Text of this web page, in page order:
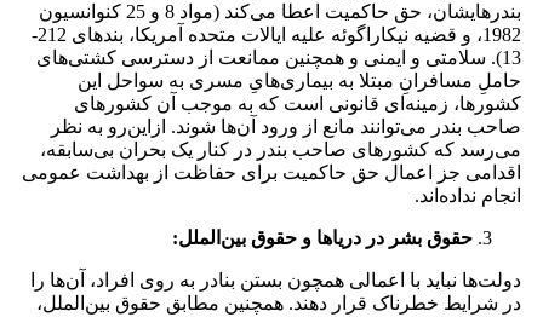
بندرهایشان، حق حاکمیت اعطا می‌کند (مواد 8 و 25 کنوانسیون
1982، و قضیه نیکاراگوئه علیه ایالات متحده آمریکا، بندهای 212-
13). سلامتی و ایمنی و همچنین ممانعت از دسترسی کشتی‌های
حاملِ مسافرانِ مبتلا به بیماری‌هایِ مسری به سواحل این
کشورها، زمینه‌ای قانونی است که به موجب آن کشورهای
صاحب بندر می‌توانند مانع از ورود آن‌ها شوند. ازاین‌رو به نظر
می‌رسد که کشورهای صاحب بندر در کنار یک بحران بی‌سابقه،
اقدامی جز اعمال حق حاکمیت برای حفاظت از بهداشت عمومی
انجام نداده‌اند.
حقوق بشر در دریاها و حقوق بین‌الملل:
دولت‌ها نباید با اعمالی همچون بستن بنادر به روی افراد، آن‌ها را
در شرایط خطرناک قرار دهند. همچنین مطابق حقوق بین‌الملل،